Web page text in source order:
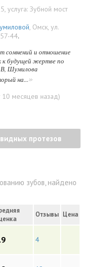
, услуга: Зубной мост
, Омск, ул.
44.
сомнений и отношение
к будущей жертве по
Шумилова
на...»
месяцев назад)
протезов
зубов, найдено
Отзывы Цена
4